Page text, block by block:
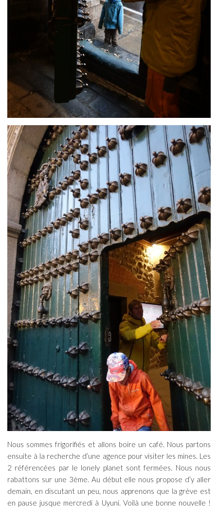
Nous sommes frigorifiés et allons boire un café. Nous partons
ensuite à la recherche d’une agence pour visiter les mines. Les
2 référencées par le lonely planet sont fermées. Nous nous
rabattons sur une 3ème. Au début elle nous propose d’y aller
demain, en discutant un peu, nous apprenons que la grève est
en pause jusque mercredi à Uyuni. Voilà une bonne nouvelle !